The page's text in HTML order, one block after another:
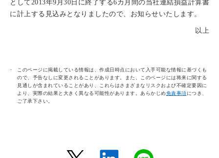
として2013年9月30日に終了する6カ月間の当社連結損益計算書
に計上する見込みとなりましたので、お知らせいたします。
以上
このページに掲載している情報は、作成日時点において入手可能な情報に基づくも
ので、予告なしに変更されることがあります。また、このページには将来に関する
見通しが含まれていることがあり、これらはさまざまなリスクおよび不確定要因に
より、実際の結果と大きく異なる可能性があります。あらかじめ免責事項につき、
ご了承下さい。